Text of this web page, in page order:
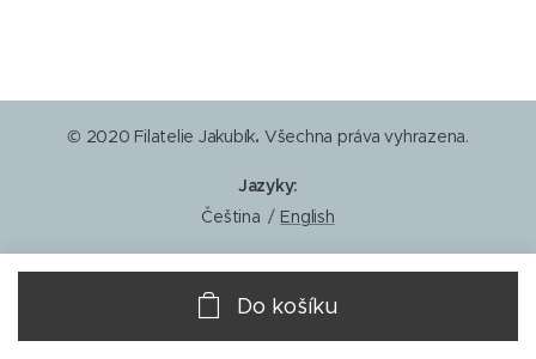
Do košíku
© 2020 Filatelie Jakubík. Všechna práva vyhrazena.
Jazyky
Čeština
English